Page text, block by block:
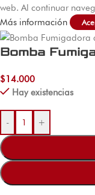
web. Al continuar
Más información
Bomba
$14.000
Hay existencias
- +